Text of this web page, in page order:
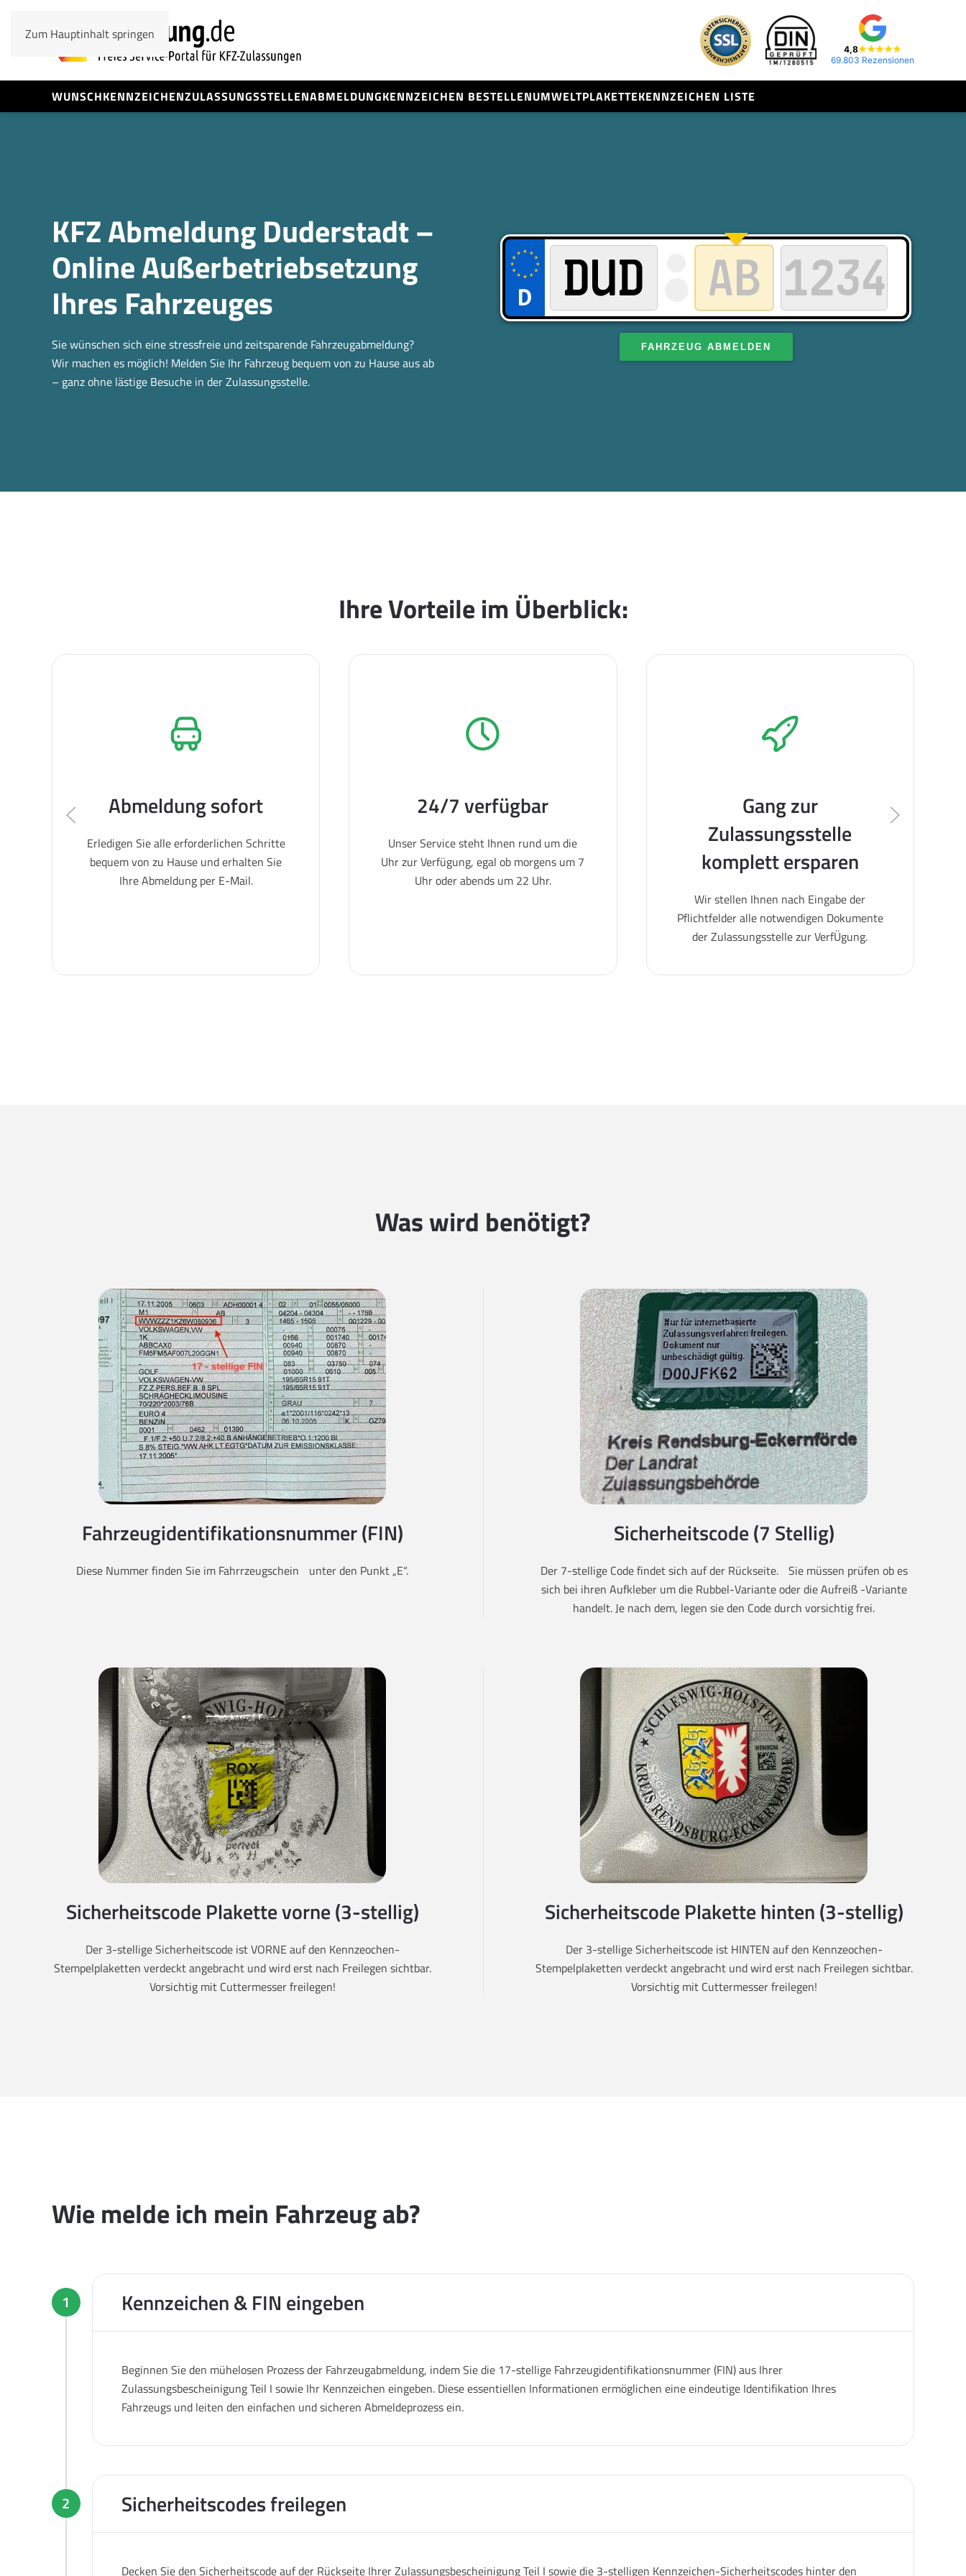
Zum Hauptinhalt springen
4,8
69.803 Rezensionen
WUNSCHKENNZEICHENZULASSUNGSSTELLENABMELDUNGKENNZEICHEN BESTELLENUMWELTPLAKETTEKENNZEICHEN LISTE
KFZ Abmeldung Duderstadt –
Online Außerbetrieb­setzung
Ihres Fahrzeuges
Sie wünschen sich eine stressfreie und zeitsparende Fahrzeugabmeldung?
Wir machen es möglich! Melden Sie Ihr Fahrzeug bequem von zu Hause aus ab
– ganz ohne lästige Besuche in der Zulassungsstelle.
FAHRZEUG ABMELDEN
Ihre Vorteile im Überblick:
Abmeldung sofort
Erledigen Sie alle erforderlichen Schritte
bequem von zu Hause und erhalten Sie
Ihre Abmeldung per E-Mail.
24/7 verfügbar
Unser Service steht Ihnen rund um die
Uhr zur Verfügung, egal ob morgens um 7
Uhr oder abends um 22 Uhr.
Gang zur
Zulassungsstelle
komplett ersparen
Wir stellen Ihnen nach Eingabe der
Pflichtfelder alle notwendigen Dokumente
der Zulassungsstelle zur VerfÜgung.
Was wird benötigt?
Fahrzeugidentifikationsnummer (FIN)
Diese Nummer finden Sie im Fahrrzeugschein unter den Punkt „E“.
Sicherheitscode (7 Stellig)
Der 7-stellige Code findet sich auf der Rückseite. Sie müssen prüfen ob es
sich bei ihren Aufkleber um die Rubbel-Variante oder die Aufreiß -Variante
handelt. Je nach dem, legen sie den Code durch vorsichtig frei.
Sicherheitscode Plakette vorne (3-stellig)
Der 3-stellige Sicherheitscode ist VORNE auf den Kennzeochen-
Stempelplaketten verdeckt angebracht und wird erst nach Freilegen sichtbar.
Vorsichtig mit Cuttermesser freilegen!
Sicherheitscode Plakette hinten (3-stellig)
Der 3-stellige Sicherheitscode ist HINTEN auf den Kennzeochen-
Stempelplaketten verdeckt angebracht und wird erst nach Freilegen sichtbar.
Vorsichtig mit Cuttermesser freilegen!
Wie melde ich mein Fahrzeug ab?
1 Kennzeichen & FIN eingeben
Beginnen Sie den mühelosen Prozess der Fahrzeugabmeldung, indem Sie die 17-stellige Fahrzeugidentifikationsnummer (FIN) aus Ihrer
Zulassungsbescheinigung Teil I sowie Ihr Kennzeichen eingeben. Diese essentiellen Informationen ermöglichen eine eindeutige Identifikation Ihres
Fahrzeugs und leiten den einfachen und sicheren Abmeldeprozess ein.
2 Sicherheitscodes freilegen
Decken Sie den Sicherheitscode auf der Rückseite Ihrer Zulassungsbescheinigung Teil I sowie die 3-stelligen Kennzeichen-Sicherheitscodes hinter den